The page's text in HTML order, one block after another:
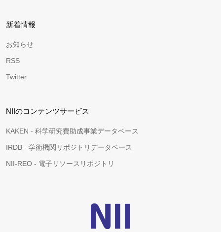
新着情報
お知らせ
RSS
Twitter
NIIのコンテンツサービス
KAKEN - 科学研究費助成事業データベース
IRDB - 学術機関リポジトリデータベース
NII-REO - 電子リソースリポジトリ